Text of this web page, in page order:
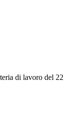
di lavoro del 22